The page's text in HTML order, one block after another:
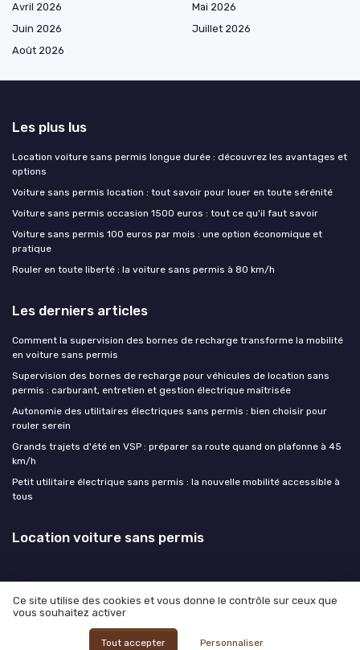
Avril 2026
Mai 2026
Juin 2026
Juillet 2026
Août 2026
Les plus lus
Location voiture sans permis longue durée : découvrez les avantages et
options
Voiture sans permis location : tout savoir pour louer en toute sérénité
Voiture sans permis occasion 1500 euros : tout ce qu'il faut savoir
Voiture sans permis 100 euros par mois : une option économique et
pratique
Rouler en toute liberté : la voiture sans permis à 80 km/h
Les derniers articles
Comment la supervision des bornes de recharge transforme la mobilité
en voiture sans permis
Supervision des bornes de recharge pour véhicules de location sans
permis : carburant, entretien et gestion électrique maîtrisée
Autonomie des utilitaires électriques sans permis : bien choisir pour
rouler serein
Grands trajets d'été en VSP : préparer sa route quand on plafonne à 45
km/h
Petit utilitaire électrique sans permis : la nouvelle mobilité accessible à
tous
Location voiture sans permis
Mentions légales
© Location voiture sans permis 2026
Ce site utilise des cookies et vous donne le contrôle sur ceux que
vous souhaitez activer
Tout accepter Personnaliser